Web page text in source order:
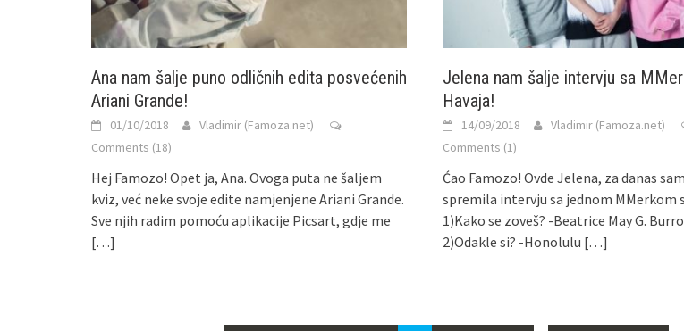
Ana nam šalje puno odličnih edita posvećenih
Ariani Grande!
01/10/2018
Vladimir (Famoza.net)
Comments (18)
Hej Famozo! Opet ja, Ana. Ovoga puta ne šaljem
kviz, već neke svoje edite namjenjene Ariani Grande.
Sve njih radim pomoću aplikacije Picsart, gdje me
[…]
Jelena nam šalje intervju sa
Havaja!
14/09/2018
Vladimir (Famoza.net)
Comments (1)
Ćao Famozo! Ovde Jelena, za danas
spremila intervju sa jednom MMerkom
1)Kako se zoveš? -Beatrice May G.
2)Odakle si? -Honolulu […]